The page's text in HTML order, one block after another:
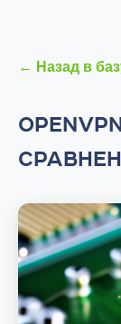
← Назад в